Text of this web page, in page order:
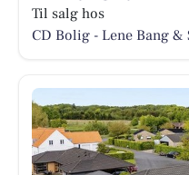
Til salg hos
CD Bolig - Lene Bang &